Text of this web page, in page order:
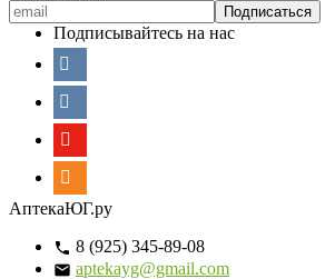
Подписывайтесь на нас
АптекаЮГ.ру
8 (925) 345-89-08
aptekayg@gmail.com